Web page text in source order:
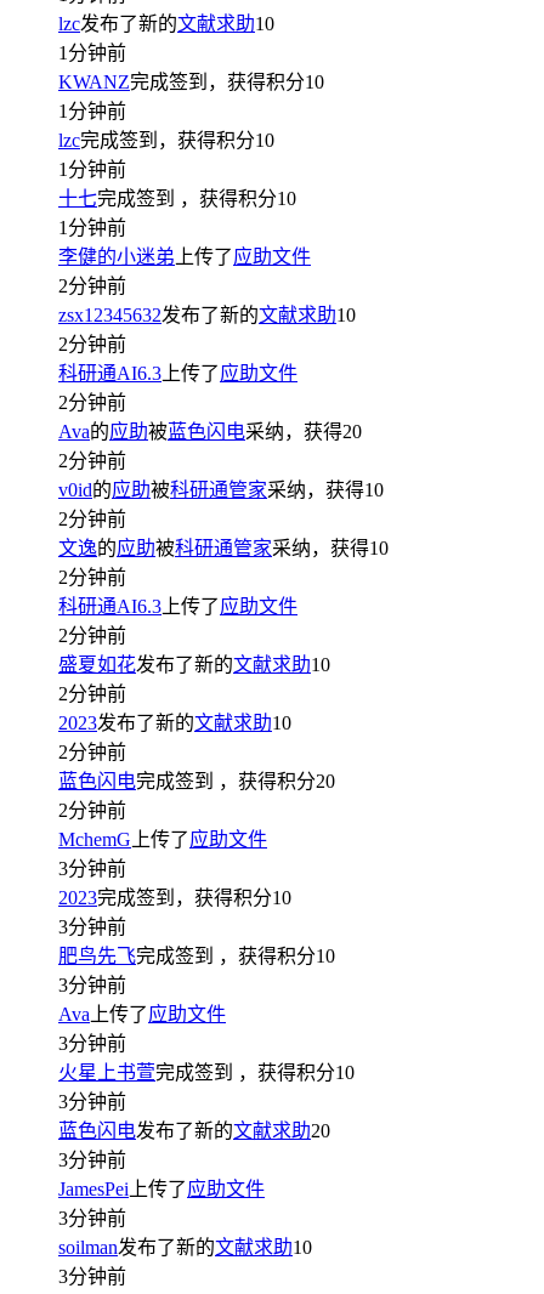
lzc发布了新的文献求助10
1分钟前
KWANZ完成签到，获得积分10
1分钟前
lzc完成签到，获得积分10
1分钟前
十七完成签到 ，获得积分10
1分钟前
李健的小迷弟 上传了应助文件
2分钟前
zsx12345632发布了新的文献求助10
2分钟前
科研通AI6.3 上传了应助文件
2分钟前
Ava的应助被蓝色闪电采纳，获得20
2分钟前
v0id的应助被科研通管家采纳，获得10
2分钟前
文逸的应助被科研通管家采纳，获得10
2分钟前
科研通AI6.3 上传了应助文件
2分钟前
盛夏如花发布了新的文献求助10
2分钟前
2023发布了新的文献求助10
2分钟前
蓝色闪电完成签到 ，获得积分20
2分钟前
MchemG 上传了应助文件
3分钟前
2023完成签到，获得积分10
3分钟前
肥鸟先飞完成签到 ，获得积分10
3分钟前
Ava 上传了应助文件
3分钟前
火星上书萱完成签到 ，获得积分10
3分钟前
蓝色闪电发布了新的文献求助20
3分钟前
JamesPei 上传了应助文件
3分钟前
soilman发布了新的文献求助10
3分钟前